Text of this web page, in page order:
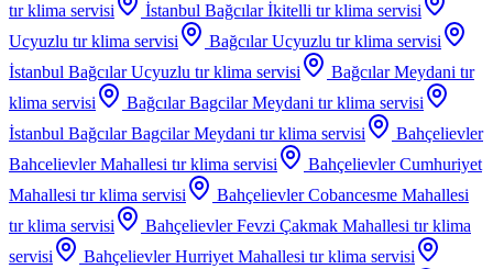
tır klima servisi
İstanbul Bağcılar İkitelli tır klima servisi
Ucyuzlu tır klima servisi Bağcılar Ucyuzlu tır klima servisi
İstanbul Bağcılar Ucyuzlu tır klima servisi Bağcılar Meydani tır
klima servisi
Bağcılar Bagcilar Meydani tır klima servisi
İstanbul Bağcılar Bagcilar Meydani tır klima servisi
Bahçelievler
Bahcelievler Mahallesi tır klima servisi
Bahçelievler Cumhuriyet
Mahallesi tır klima servisi
Bahçelievler Cobancesme Mahallesi
tır klima servisi
Bahçelievler Fevzi Çakmak Mahallesi tır klima
servisi
Bahçelievler Hurriyet Mahallesi tır klima servisi